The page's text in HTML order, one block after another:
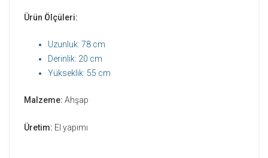
Ürün Ölçüleri:
Uzunluk: 78 cm
Derinlik: 20 cm
Yükseklik: 55 cm
Malzeme: Ahşap
Üretim: El yapımı